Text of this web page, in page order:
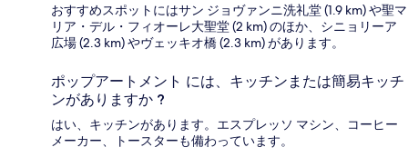
おすすめスポットにはサン ジョヴァンニ洗礼堂 (1.9 km) や聖マ
リア・デル・フィオーレ大聖堂 (2 km) のほか、シニョリーア
広場 (2.3 km) やヴェッキオ橋 (2.3 km) があります。
ポップアートメント には、キッチンまたは簡易キッチ
ンがありますか ?
はい、キッチンがあります。エスプレッソ マシン、コーヒー
メーカー、トースターも備わっています。